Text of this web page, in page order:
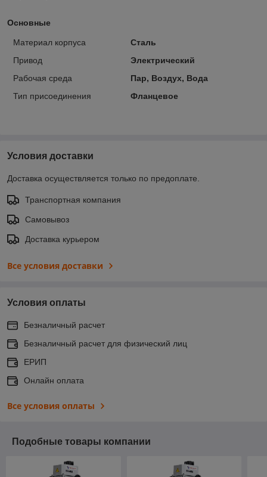
Основные
Материал корпуса
Сталь
Привод
Электрический
Рабочая среда
Пар, Воздух, Вода
Тип присоединения
Фланцевое
Условия доставки
Доставка осуществляется только по предоплате.
Транспортная компания
Самовывоз
Доставка курьером
Все условия доставки
Условия оплаты
Безналичный расчет
Безналичный расчет для физический лиц
ЕРИП
Онлайн оплата
Все условия оплаты
Подобные товары компании